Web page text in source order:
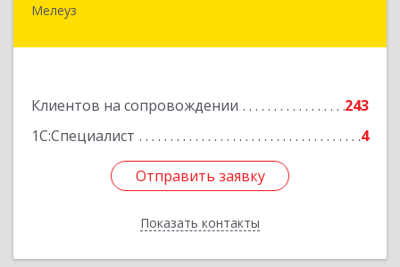
Мелеуз
Клиентов на сопровождении
243
1С:Специалист
4
Отправить заявку
Показать контакты
453852, Башкортостан Респ, Мелеуз г, Ленина
Отправить заявку
Назад